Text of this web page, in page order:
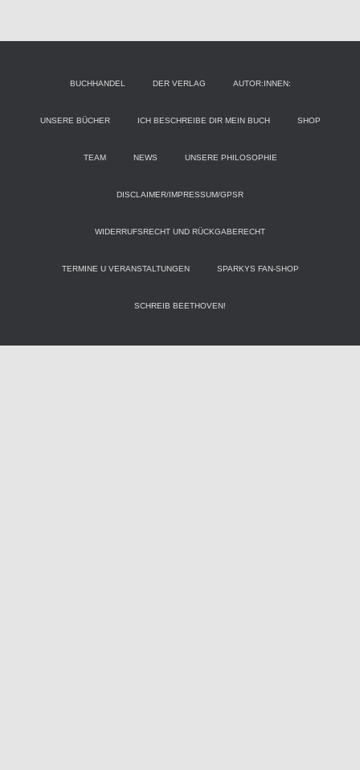
BUCHHANDEL DER VERLAG AUTOR:INNEN:
UNSERE BÜCHER ICH BESCHREIBE DIR MEIN BUCH SHOP
TEAM NEWS UNSERE PHILOSOPHIE
DISCLAIMER/IMPRESSUM/GPSR
WIDERRUFSRECHT UND RÜCKGABERECHT
TERMINE U VERANSTALTUNGEN SPARKYS FAN-SHOP
SCHREIB BEETHOVEN!